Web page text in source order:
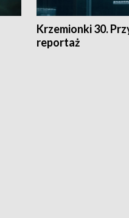
Krzemionki 30.
reportaż